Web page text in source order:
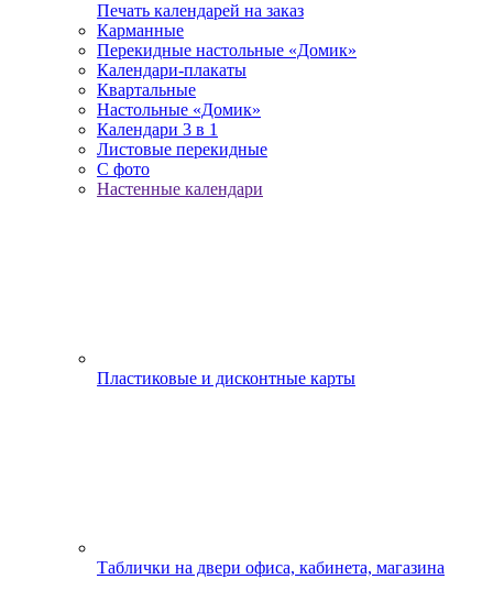
Печать календарей на заказ
Карманные
Перекидные настольные «Домик»
Календари-плакаты
Квартальные
Настольные «Домик»
Календари 3 в 1
Листовые перекидные
С фото
Настенные календари
Пластиковые и дисконтные карты
Таблички на двери офиса, кабинета, магазина